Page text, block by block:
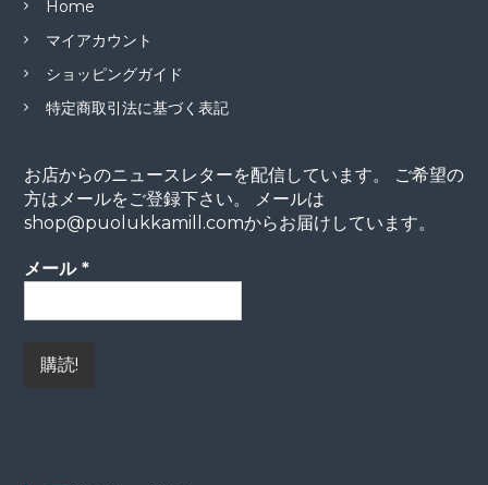
Home
マイアカウント
ショッピングガイド
特定商取引法に基づく表記
お店からのニュースレターを配信しています。 ご希望の
方はメールをご登録下さい。 メールは
shop@puolukkamill.comからお届けしています。
メール *